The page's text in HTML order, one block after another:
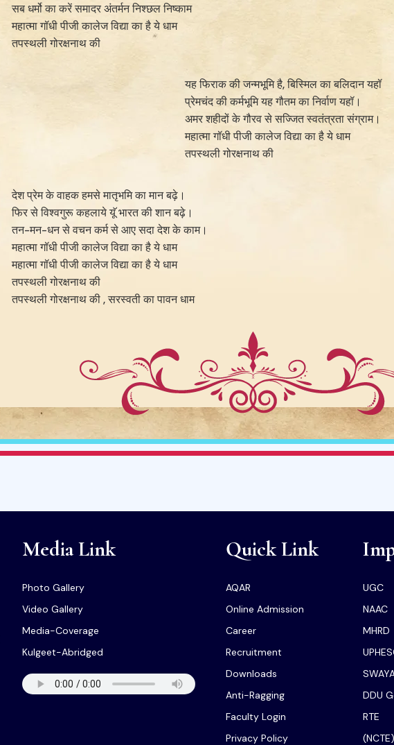
सब धर्मो का करें समादर अंतर्मन निश्छल निष्काम
महात्मा गॉधी पीजी कालेज विद्या का है ये धाम
तपस्थली गोरक्षनाथ की
यह फिराक की जन्मभूमि है, बिस्मिल का बलिदान यहॉ
प्रेमचंद की कर्मभूमि यह गौतम का निर्वाण यहॉ।
अमर शहीदों के गौरव से सज्जित स्वतंत्रता संग्राम।
महात्मा गॉधी पीजी कालेज विद्या का है ये धाम
तपस्थली गोरक्षनाथ की
देश प्रेम के वाहक हमसे मातृभमि का मान बढ़े।
फिर से विश्वगुरू कहलाये यूॅ भारत की शान बढ़े।
तन-मन-धन से वचन कर्म से आए सदा देश के काम।
महात्मा गॉधी पीजी कालेज विद्या का है ये धाम
महात्मा गॉधी पीजी कालेज विद्या का है ये धाम
तपस्थली गोरक्षनाथ की
तपस्थली गोरक्षनाथ की , सरस्वती का पावन धाम
Media Link
Photo Gallery
Video Gallery
Media-Coverage
Kulgeet-Abridged
Quick Link
AQAR
Online Admission
Career
Recruitment
Downloads
Anti-Ragging
Faculty Login
Privacy Policy
UGC
NAAC
MHRD
DDU
RTE